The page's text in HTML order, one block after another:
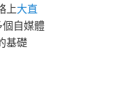
上大直
自媒體
基礎